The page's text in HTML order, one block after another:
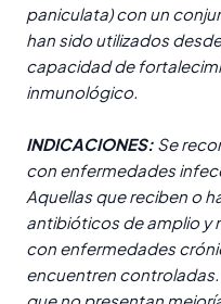
paniculata) con un
han sido utilizados
capacidad de
inmunológico.
INDICACIONES: Se
con enfermedades
Aquellas que reciben o
antibióticos de amplio y
con enfermedades
encuentren